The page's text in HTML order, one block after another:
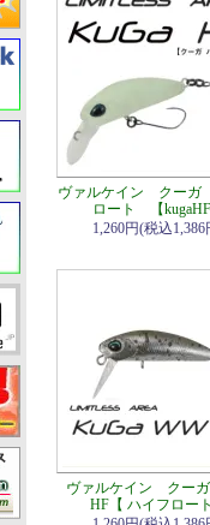
ヴァルケイン クー
ロート 【
1,260円(税込1,386
ヴァルケイン クー
HF【 ハイフロー